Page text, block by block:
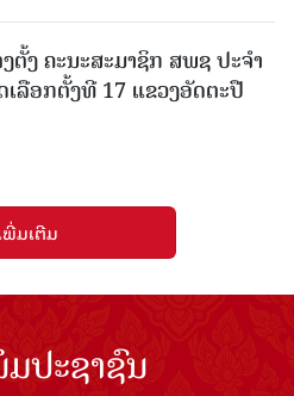
ຕັ້ງ ຄະນະສະມາຊິກ ສພຊ ປະຈຳ
ເລືອກຕັ້ງທີ 17 ແຂວງອັດຕະປື
ພີ່ມເຕີມ
ປະຊາຊົນ